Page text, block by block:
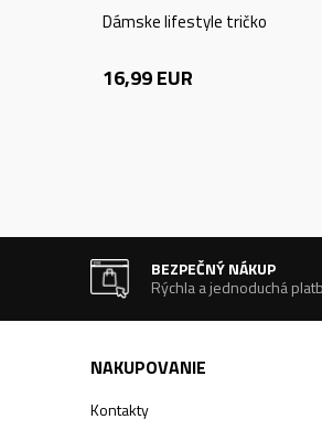
Dámske lifestyle tričko
16,99EUR
BEZPEČNÝ NÁKUP
Rýchla a jednoduchá
NAKUPOVANIE
Kontakty